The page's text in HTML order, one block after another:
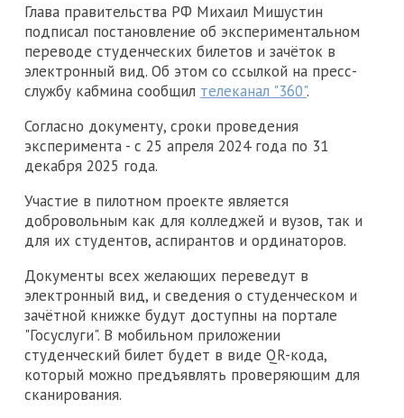
Глава правительства РФ Михаил Мишустин
подписал постановление об экспериментальном
переводе студенческих билетов и зачёток в
электронный вид. Об этом со ссылкой на пресс-
службу кабмина сообщил телеканал "360".
Согласно документу, сроки проведения
эксперимента - с 25 апреля 2024 года по 31
декабря 2025 года.
Участие в пилотном проекте является
добровольным как для колледжей и вузов, так и
для их студентов, аспирантов и ординаторов.
Документы всех желающих переведут в
электронный вид, и сведения о студенческом и
зачётной книжке будут доступны на портале
"Госуслуги". В мобильном приложении
студенческий билет будет в виде QR-кода,
который можно предъявлять проверяющим для
сканирования.